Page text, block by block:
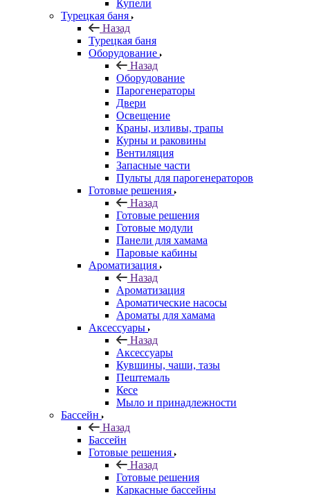
Купели
Турецкая баня
Назад
Турецкая баня
Оборудование
Назад
Оборудование
Парогенераторы
Двери
Освещение
Краны, изливы, трапы
Курны и раковины
Вентиляция
Запасные части
Пульты для парогенераторов
Готовые решения
Назад
Готовые решения
Готовые модули
Панели для хамама
Паровые кабины
Ароматизация
Назад
Ароматизация
Ароматические насосы
Ароматы для хамама
Аксессуары
Назад
Аксессуары
Кувшины, чаши, тазы
Пештемаль
Кесе
Мыло и принадлежности
Бассейн
Назад
Бассейн
Готовые решения
Назад
Готовые решения
Каркасные бассейны